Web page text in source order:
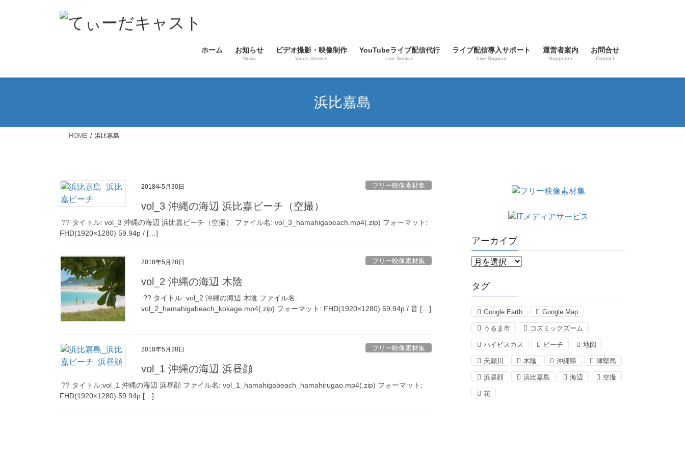
ス
ン
ホーム お知らせ
News
ビデオ撮影・映像制作
Video Service
YouTubeライブ配信代行
Live Service
ライブ配信導入サポート
Live Support
運営者案内
Supporter
お問合せ
Contact
浜比嘉島
HOME 浜比嘉島
2018年5月30日 フリー映像素材集
vol_3 沖縄の海辺 浜比嘉ビーチ（空撮）
?? タイトル: vol_3 沖縄の海辺 浜比嘉ビーチ（空撮） ファイル名: vol_3_hamahigabeach.mp4(.zip) フォーマット:
FHD(1920×1280) 59.94p / […]
2018年5月28日 フリー映像素材集
vol_2 沖縄の海辺 木陰
?? タイトル: vol_2 沖縄の海辺 木陰 ファイル名:
vol_2_hamahigabeach_kokage.mp4(.zip) フォーマット: FHD(1920×1280) 59.94p / 音 […]
2018年5月28日 フリー映像素材集
vol_1 沖縄の海辺 浜昼顔
?? タイトル:vol_1 沖縄の海辺 浜昼顔 ファイル名: vol_1_hamahigabeach_hamahirugao.mp4(.zip) フォーマット:
FHD(1920×1280) 59.94p […]
アーカイブ
ア
ー
カ
イ
ブ
タグ
Google Earth Google Map
うるま市 コズミックズーム
ハイビスカス ビーチ 地図
天願川 木陰 沖縄県 津堅島
浜昼顔 浜比嘉島 海辺 空撮
花